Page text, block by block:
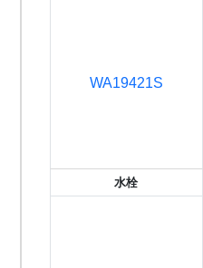
WA19421S
水栓